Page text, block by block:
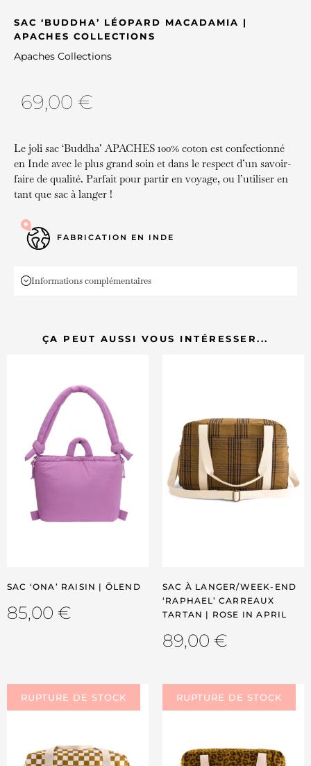
SAC ‘BUDDHA’ LÉOPARD MACADAMIA |
APACHES COLLECTIONS
Apaches Collections
69,00 €
Le joli sac ‘Buddha’ APACHES 100% coton est confectionné
en Inde avec le plus grand soin et dans le respect d’un savoir-
faire de qualité. Parfait pour partir en voyage, ou l’utiliser en
tant que sac à langer !
FABRICATION EN INDE
Informations complémentaires
ÇA PEUT AUSSI VOUS INTÉRESSER...
SAC ‘ONA’ RAISIN | ÖLEND
85,00 €
SAC À LANGER/WEEK-END
‘RAPHAEL’ CARREAUX
TARTAN | ROSE IN APRIL
89,00 €